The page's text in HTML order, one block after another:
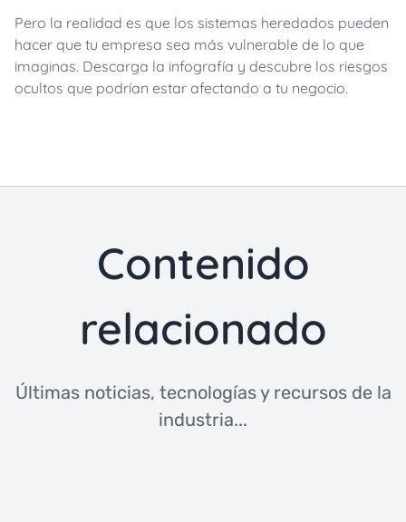
Pero la realidad es que los sistemas heredados pueden
hacer que tu empresa sea más vulnerable de lo que
imaginas. Descarga la infografía y descubre los riesgos
ocultos que podrían estar afectando a tu negocio.
Contenido
relacionado
Últimas noticias, tecnologías y recursos de la
industria...